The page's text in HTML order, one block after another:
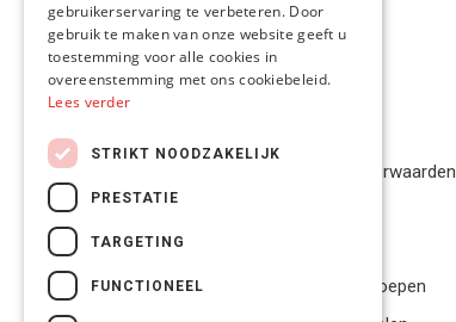
Algemene Voorwaarden
Bestelling herroepen
ENGLISH
gebruikerservaring te verbeteren. Door
gebruik te maken van onze website geeft u
toestemming voor alle cookies in
overeenstemming met ons cookiebeleid.
Lees verder
STRIKT NOODZAKELIJK
PRESTATIE
TARGETING
FUNCTIONEEL